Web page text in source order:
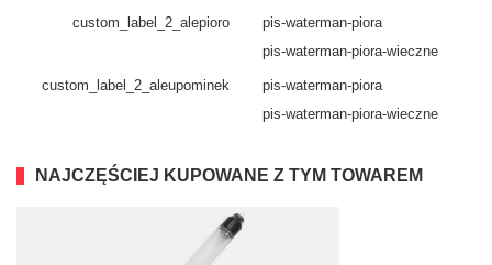
custom_​label_​2_alepioro
pis-waterman-piora
pis-waterman-piora-wieczne
custom_​label_​2_aleupominek
pis-waterman-piora
pis-waterman-piora-wieczne
NAJCZĘŚCIEJ KUPOWANE Z TYM TOWAREM